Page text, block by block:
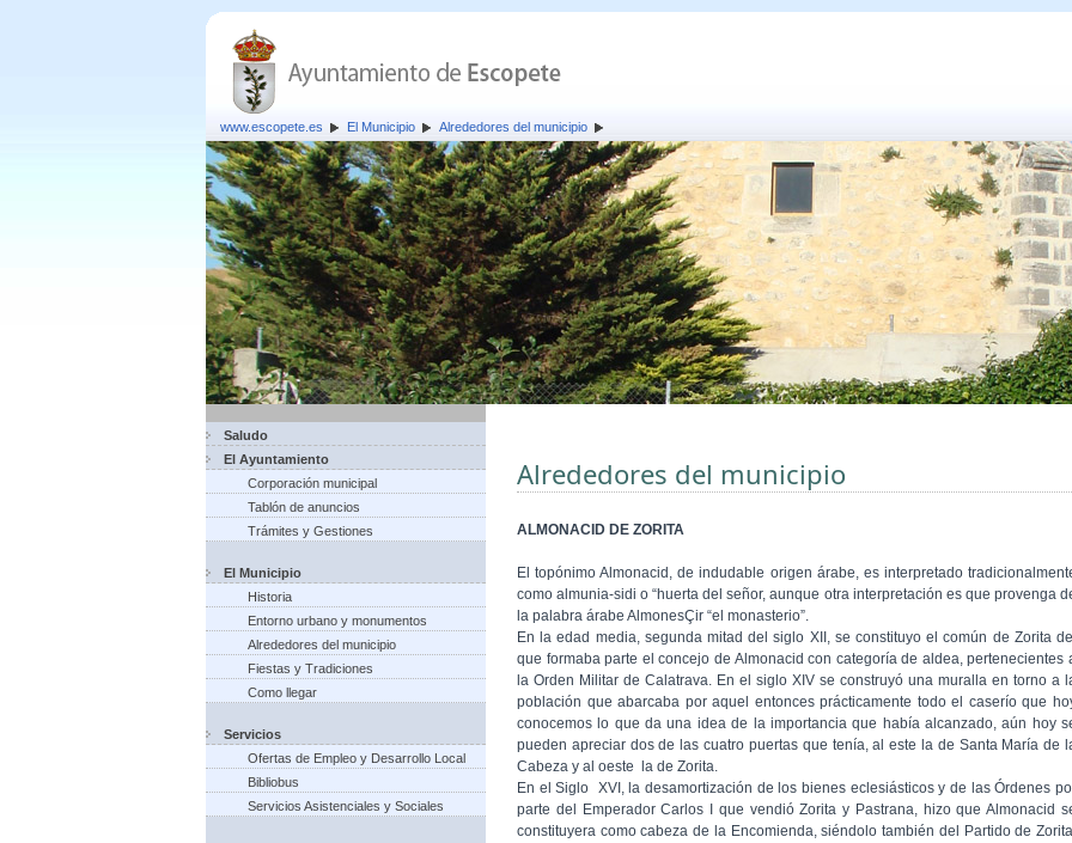
www.escopete.es El Municipio Alrededores del municipio
Saludo
El Ayuntamiento
Corporación municipal
Tablón de anuncios
Trámites y Gestiones
El Municipio
Historia
Entorno urbano y monumentos
Alrededores del municipio
Fiestas y Tradiciones
Como llegar
Servicios
Ofertas de Empleo y Desarrollo Local
Bibliobus
Servicios Asistenciales y Sociales
Alrededores del municipio
ALMONACID DE ZORITA
El topónimo Almonacid, de indudable origen árabe, es interpretado
como almunia-sidi o “huerta del señor, aunque otra interpretación es que provenga
la palabra árabe AlmonesÇir “el monasterio”.
En la edad media, segunda mitad del siglo XII, se constituyo el común de Zorita del
que formaba parte el concejo de Almonacid con categoría de aldea, pertenecientes
la Orden Militar de Calatrava. En el siglo XIV se construyó una muralla en torno a
población que abarcaba por aquel entonces prácticamente todo el caserío que
conocemos lo que da una idea de la importancia que había alcanzado, aún hoy
pueden apreciar dos de las cuatro puertas que tenía, al este la de Santa María de
Cabeza y al oeste la de Zorita.
En el Siglo XVI, la desamortización de los bienes eclesiásticos y de las Órdenes
parte del Emperador Carlos I que vendió Zorita y Pastrana, hizo que Almonacid
constituyera como cabeza de la Encomienda, siéndolo también del Partido de